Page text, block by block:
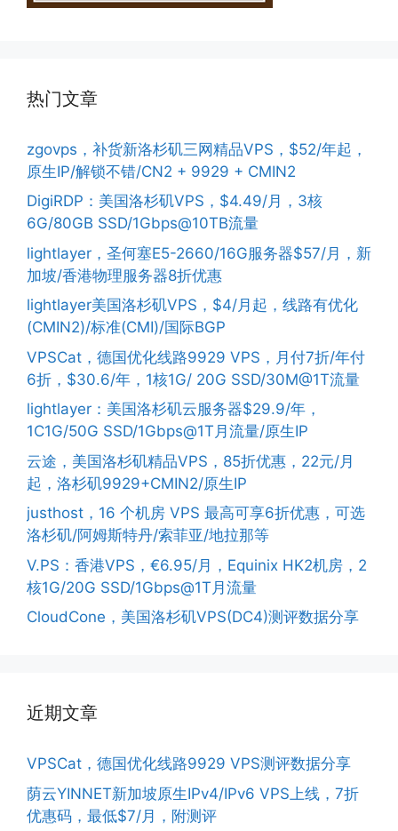
热门文章
zgovps，补货新洛杉矶三网精品VPS，$52/年起，
原生IP/解锁不错/CN2 + 9929 + CMIN2
DigiRDP：美国洛杉矶VPS，$4.49/月，3核
6G/80GB SSD/1Gbps@10TB流量
lightlayer，圣何塞E5-2660/16G服务器$57/月，新
加坡/香港物理服务器8折优惠
lightlayer美国洛杉矶VPS，$4/月起，线路有优化
(CMIN2)/标准(CMI)/国际BGP
VPSCat，德国优化线路9929 VPS，月付7折/年付
6折，$30.6/年，1核1G/ 20G SSD/30M@1T流量
lightlayer：美国洛杉矶云服务器$29.9/年，
1C1G/50G SSD/1Gbps@1T月流量/原生IP
云途，美国洛杉矶精品VPS，85折优惠，22元/月
起，洛杉矶9929+CMIN2/原生IP
justhost，16 个机房 VPS 最高可享6折优惠，可选
洛杉矶/阿姆斯特丹/索菲亚/地拉那等
V.PS：香港VPS，€6.95/月，Equinix HK2机房，2
核1G/20G SSD/1Gbps@1T月流量
CloudCone，美国洛杉矶VPS(DC4)测评数据分享
近期文章
VPSCat，德国优化线路9929 VPS测评数据分享
荫云YINNET新加坡原生IPv4/IPv6 VPS上线，7折
优惠码，最低$7/月，附测评